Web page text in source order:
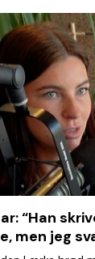
“Han
men jeg